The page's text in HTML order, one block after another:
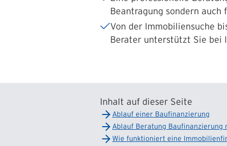
Beantragung sondern
Von der Immobiliensuche
Berater unterstützt Sie bei
Inhalt auf dieser Seite
Ablauf einer Baufinanzierung
Ablauf Beratung Baufinanzierung
Wie funktioniert eine